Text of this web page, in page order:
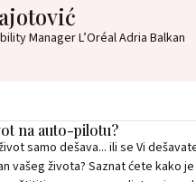
Manager L’Oréal Adria Balkan
na auto-pilotu?
samo dešava... ili se Vi
vašeg života? Saznat ćete kako